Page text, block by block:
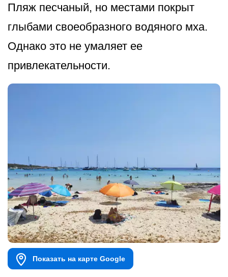
Пляж песчаный, но местами покрыт
глыбами своеобразного водяного мха.
Однако это не умаляет ее
привлекательности.
Показать на карте Google